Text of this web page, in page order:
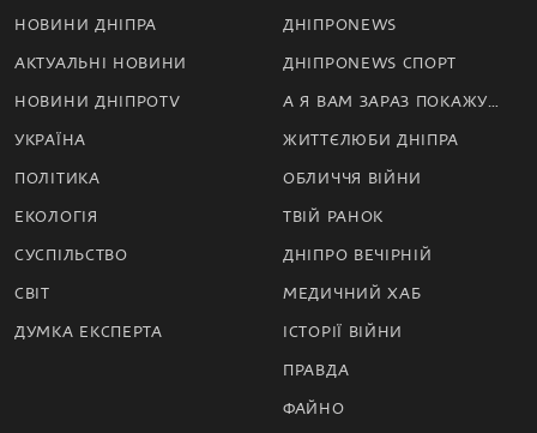
НОВИНИ ДНІПРА
АКТУАЛЬНІ НОВИНИ
НОВИНИ ДНІПРОTV
УКРАЇНА
ПОЛІТИКА
ЕКОЛОГІЯ
СУСПІЛЬСТВО
СВІТ
ДУМКА ЕКСПЕРТА
ДНІПРОNEWS
ДНІПРОNEWS СПОРТ
А Я ВАМ ЗАРАЗ ПОКАЖУ…
ЖИТТЄЛЮБИ ДНІПРА
ОБЛИЧЧЯ ВІЙНИ
ТВІЙ РАНОК
ДНІПРО ВЕЧІРНІЙ
МЕДИЧНИЙ ХАБ
ІСТОРІЇ ВІЙНИ
ПРАВДА
ФАЙНО